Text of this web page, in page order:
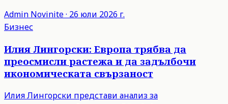
Admin Novinite· 26 юли 2026 г.
Бизнес
Илия Лингорски: Европа трябва да
преосмисли растежа и да задълбочи
икономическата свързаност
Илия Лингорски представи анализ за